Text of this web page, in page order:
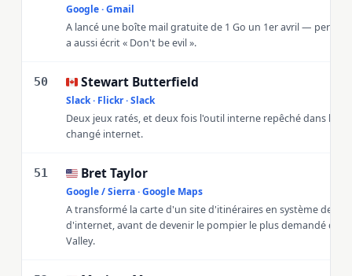
Google · Gmail
A lancé une boîte mail gratuite de 1 Go un 1er avril —
a aussi écrit « Don't be evil ».
50 🇨🇦Stewart Butterfield
Slack · Flickr · Slack
Deux jeux ratés, et deux fois l'outil interne repêché dans les
changé internet.
51 🇺🇸Bret Taylor
Google / Sierra · Google Maps
A transformé la carte d'un site d'itinéraires en système de
d'internet, avant de devenir le pompier le plus demandé de la
Valley.